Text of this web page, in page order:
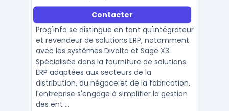
Contacter
Prog'info se distingue en tant qu'intégrateur
et revendeur de solutions ERP, notamment
avec les systèmes Divalto et Sage X3.
Spécialisée dans la fourniture de solutions
ERP adaptées aux secteurs de la
distribution, du négoce et de la fabrication,
l'entreprise s'engage à simplifier la gestion
des ent ...